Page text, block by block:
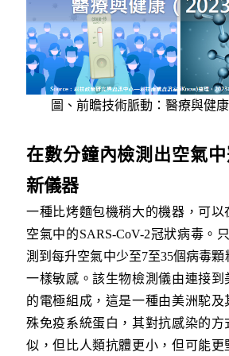
圖、前瞻技術脈動：醫療與健康
在數分鐘內檢測出空氣
新儀器
一種比烤麵包機稍大的機器，可以
空氣中的SARS-CoV-2冠狀病毒。
測到每升空氣中少至7至35個病毒顆
一樣敏感。該生物檢測儀由連接到
的電極組成，這是一種由美洲駝及
殊免疫系統蛋白，其對抗感染的方
似，但比人類抗體更小，但可能更